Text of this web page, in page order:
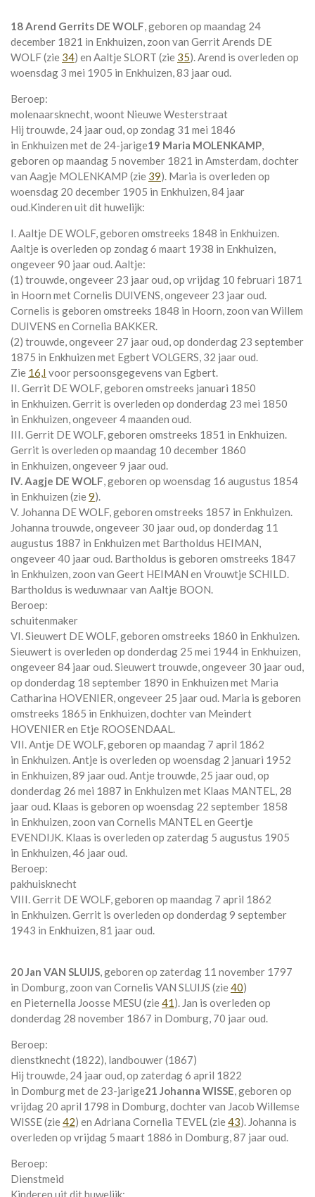
18 Arend Gerrits DE WOLF , geboren op maandag 24
december 1821 in Enkhuizen , zoon van Gerrit Arends DE
WOLF (zie 34) en Aaltje SLORT (zie 35). Arend is overleden op
woensdag 3 mei 1905 in Enkhuizen , 83 jaar oud.
Beroep:
molenaarsknecht, woont Nieuwe Westerstraat
Hij trouwde, 24 jaar oud, op zondag 31 mei 1846
in Enkhuizen met de 24-jarige19 Maria MOLENKAMP
geboren op maandag 5 november 1821 in Amsterdam , dochter
van Aagje MOLENKAMP (zie 39). Maria is overleden op
woensdag 20 december 1905 in Enkhuizen , 84 jaar
oud. Kinderen uit dit huwelijk:
I. Aaltje DE WOLF, geboren omstreeks 1848 in Enkhuizen
Aaltje is overleden op zondag 6 maart 1938 in Enkhuizen
ongeveer 90 jaar oud. Aaltje:
(1) trouwde, ongeveer 23 jaar oud, op vrijdag 10 februari 1871
in Hoorn metCornelis DUIVENS , ongeveer 23 jaar oud.
Cornelis is geboren omstreeks 1848 in Hoorn , zoon van Willem
DUIVENS en Cornelia BAKKER.
(2) trouwde, ongeveer 27 jaar oud, op donderdag 23 september
1875 in Enkhuizen met Egbert VOLGERS , 32 jaar oud.
Zie 16,I voor persoonsgegevens van Egbert.
II. Gerrit DE WOLF, geboren omstreeks januari 1850
in Enkhuizen . Gerrit is overleden op donderdag 23 mei 1850
in Enkhuizen , ongeveer 4 maanden oud.
III. Gerrit DE WOLF, geboren omstreeks 1851 in Enkhuizen
Gerrit is overleden op maandag 10 december 1860
in Enkhuizen , ongeveer 9 jaar oud.
IV. Aagje DE WOLF , geboren op woensdag 16 augustus 1854
in Enkhuizen (zie9).
V. Johanna DE WOLF, geboren omstreeks 1857 in Enkhuizen
Johanna trouwde, ongeveer 30 jaar oud, op donderdag 11
augustus 1887 in Enkhuizen met Bartholdus HEIMAN
ongeveer 40 jaar oud. Bartholdus is geboren omstreeks 1847
in Enkhuizen , zoon van Geert HEIMAN en Vrouwtje SCHILD.
Bartholdus is weduwnaar van Aaltje BOON.
Beroep:
schuitenmaker
VI. Sieuwert DE WOLF, geboren omstreeks 1860 in Enkhuizen
Sieuwert is overleden op donderdag 25 mei 1944 in Enkhuizen
ongeveer 84 jaar oud. Sieuwert trouwde, ongeveer 30 jaar oud,
op donderdag 18 september 1890 in Enkhuizen met Maria
Catharina HOVENIER , ongeveer 25 jaar oud. Maria is geboren
omstreeks 1865 in Enkhuizen , dochter van Meindert
HOVENIER en Etje ROOSENDAAL.
VII. Antje DE WOLF, geboren op maandag 7 april 1862
in Enkhuizen . Antje is overleden op woensdag 2 januari 1952
in Enkhuizen , 89 jaar oud. Antje trouwde, 25 jaar oud, op
donderdag 26 mei 1887 in Enkhuizen met Klaas MANTEL
, 28
jaar oud. Klaas is geboren op woensdag 22 september 1858
in Enkhuizen , zoon van Cornelis MANTEL en Geertje
EVENDIJK. Klaas is overleden op zaterdag 5 augustus 1905
in Enkhuizen , 46 jaar oud.
Beroep:
pakhuisknecht
VIII. Gerrit DE WOLF, geboren op maandag 7 april 1862
in Enkhuizen . Gerrit is overleden op donderdag 9 september
1943 in Enkhuizen , 81 jaar oud.
20 Jan VAN SLUIJS , geboren op zaterdag 11 november 1797
in Domburg , zoon van Cornelis VAN SLUIJS (zie40)
en Pieternella Joosse MESU (zie41 ). Jan is overleden op
donderdag 28 november 1867 in Domburg , 70 jaar oud.
Beroep:
dienstknecht (1822), landbouwer (1867)
Hij trouwde, 24 jaar oud, op zaterdag 6 april 1822
in Domburgmet de 23-jarige21 Johanna WISSE , geboren op
vrijdag 20 april 1798 in Domburg , dochter van Jacob Willemse
WISSE (zie42) en Adriana Cornelia TEVEL (zie43). Johanna is
overleden op vrijdag 5 maart 1886 in Domburg , 87 jaar oud.
Beroep:
Dienstmeid
Kinderen uit dit huwelijk: